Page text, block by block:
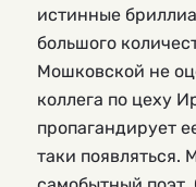
истинные
большого
Мошковской не
коллега по цеху
пропагандирует
таки появляться.